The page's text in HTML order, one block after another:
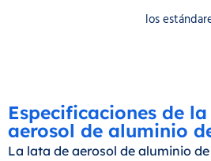
los
Especificaciones de
aerosol de aluminio
La lata de aerosol de aluminio